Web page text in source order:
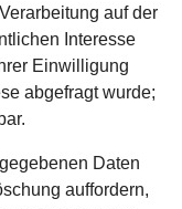
auf der
Interesse
Einwilligung
abgefragt wurde;
Daten
auffordern,